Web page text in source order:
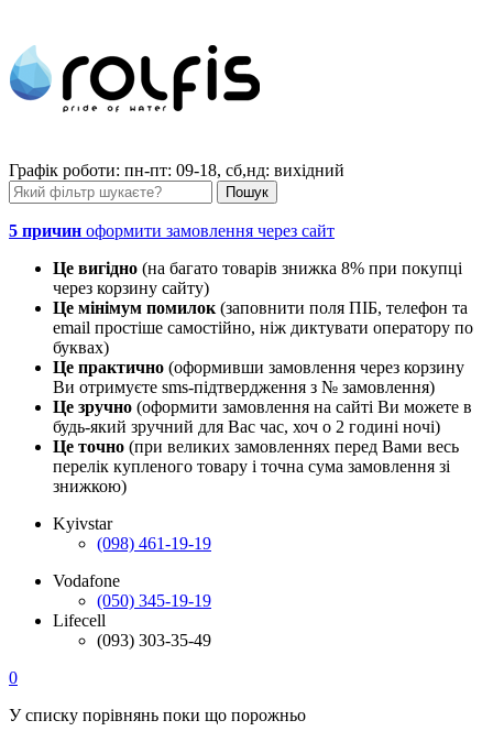
Графік роботи: пн-пт: 09-18, сб,нд: вихідний
5 причин оформити замовлення через сайт
Це вигідно (на багато товарів знижка 8% при покупці
через корзину сайту)
Це мінімум помилок (заповнити поля ПІБ, телефон та
email простіше самостійно, ніж диктувати оператору по
буквах)
Це практично (оформивши замовлення через корзину
Ви отримуєте sms-підтвердження з № замовлення)
Це зручно (оформити замовлення на сайті Ви можете в
будь-який зручний для Вас час, хоч о 2 годині ночі)
Це точно (при великих замовленнях перед Вами весь
перелік купленого товару і точна сума замовлення зі
знижкою)
Kyivstar
(098) 461-19-19
Vodafone
(050) 345-19-19
Lifecell
(093) 303-35-49
0
У списку порівнянь поки що порожньо